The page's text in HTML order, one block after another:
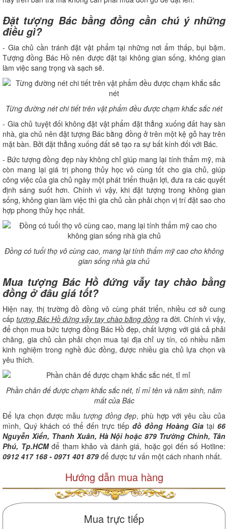
Đặt tượng Bác bằng đồng cần chú ý những
điều gì?
- Gia chủ cần tránh đặt vật phẩm tại những nơi ẩm thấp, bụi bặm.
Tượng đồng Bác Hồ nên được đặt tại không gian sống, không gian
làm việc sang trọng và sạch sẽ.
Từng đường nét chi tiết trên vật phẩm đều được chạm khắc sắc nét
- Gia chủ tuyệt đối không đặt vật phẩm đặt thẳng xuống đất hay sàn
nhà, gia chủ nên đặt tượng Bác bằng đồng ở trên một kệ gỗ hay trên
mặt bàn. Bởi đặt thẳng xuống đất sẽ tạo ra sự bất kính đối với Bác.
- Bức tượng đồng đẹp này không chỉ giúp mang lại tính thẩm mỹ, mà
còn mang lại giá trị phong thủy học vô cùng tốt cho gia chủ, giúp
công việc của gia chủ ngày một phát triển thuận lợi, đưa ra các quyết
định sáng suốt hơn. Chính vì vậy, khi đặt tượng trong không gian
sống, không gian làm việc thì gia chủ cần phải chọn vị trí đặt sao cho
hợp phong thủy học nhất.
Đồng có tuổi thọ vô cùng cao, mang lại tính thẩm mỹ cao cho không
gian sống nhà gia chủ
Mua tượng Bác Hồ đứng vẫy tay chào bằng
đồng ở đâu giá tốt?
Hiện nay, thị trường đồ đồng vô cùng phát triển, nhiều cơ sở cung
cấptượng Bác Hồ đứng vẫy tay chào bằng đồngra đời. Chính vì vậy,
để chọn mua bức tượng đồng Bác Hồ đẹp, chất lượng với giá cả phải
chăng, gia chủ cần phải chọn mua tại địa chỉ uy tín, có nhiều năm
kinh nghiệm trong nghề đúc đồng, được nhiều gia chủ lựa chọn và
yêu thích.
Phần chân đế được chạm khắc sắc nét, tỉ mỉ tên và năm sinh, năm
mất của Bác
Để lựa chọn được mẫu tượng đồng đẹp, phù hợp với yêu cầu của
mình, Quý khách có thể đến trực tiếp đồ đồng Hoàng Gia tại 66
Nguyễn Xiển, Thanh Xuân, Hà Nội hoặc 879 Trường Chinh, Tân
Phú, Tp.HCMđể tham khảo và đánh giá, hoặc gọi đến số Hotline:
0912 417 168 - 0971 401 879 để được tư vấn một cách nhanh nhất.
Hướng dẫn mua hàng
Mua trực tiếp